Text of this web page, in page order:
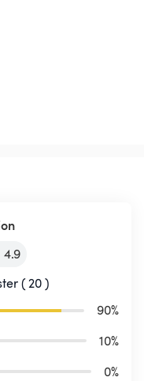
4.9
( 20 )
90%
10%
0%